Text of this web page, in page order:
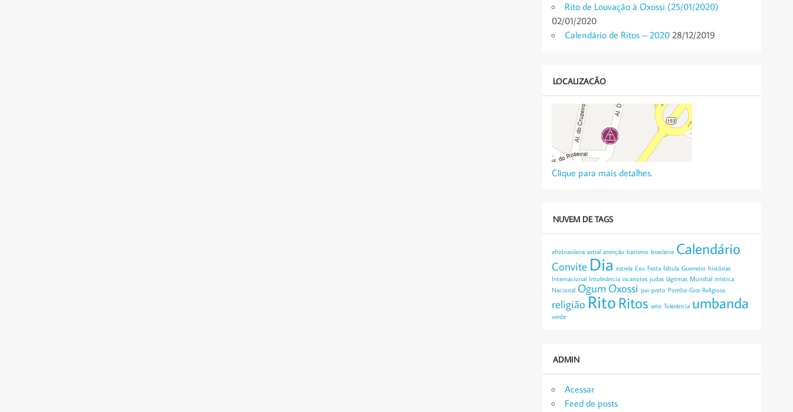
Rito de Louvação à Oxossi (25/01/2020)
02/01/2020
Calendário de Ritos – 2020 28/12/2019
LOCALIZAÇÃO
Clique para mais detalhes.
NUVEM DE TAGS
afrobrasileira astral atenção batismo brasileira Calendário
Convite Dia estrela Exu Festa fábula Guerreiro histórias
Internacional Intolerância iscariotes judas lágrimas Mundial mística
Nacional Ogum Oxossi pai-preto Pomba-Gira Religiosa
religião RitoRitos sete Tolerância umbanda
verde
ADMIN
Acessar
Feed de posts